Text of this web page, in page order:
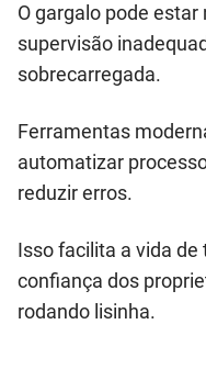
O gargalo pode
supervisão
sobrecarregada.
Ferramentas
automatizar
reduzir erros.
Isso facilita a vida
confiança dos
rodando lisinha.